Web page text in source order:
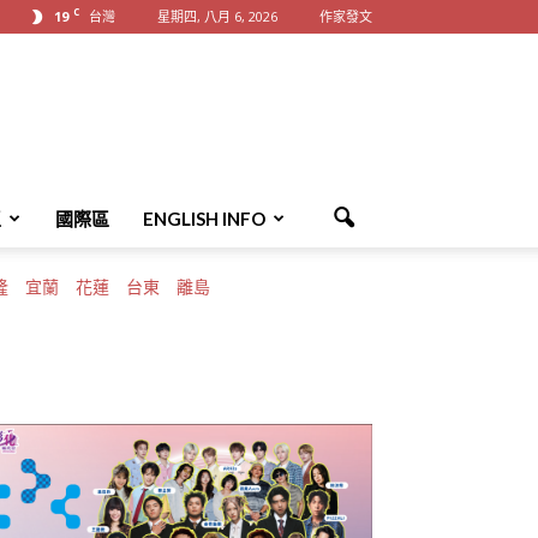
19 C 台灣 星期四, 八月 6, 2026 作家發文
國際區 ENGLISH INFO
宜蘭 花蓮 台東 離島